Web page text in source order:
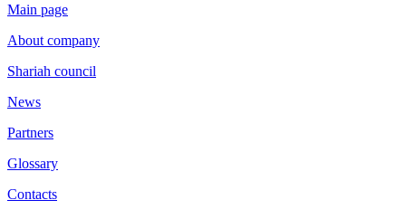
Main page
About company
Shariah council
News
Partners
Glossary
Contacts